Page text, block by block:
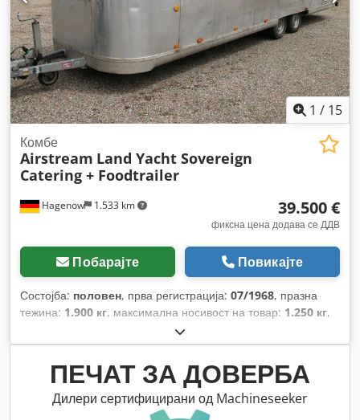
1 / 15
Hagenow 1.533 km
Комбе
Airstream Land Yacht Sovereign
Catering + Foodtrailer
39.500 €
фиксна цена додава се ДДВ
Побарајте Повикајте
Состојба: половен, прва регистрација: 07/1968, празна
тежина: 1.900 кг, максимална носивост на товар: 1.250 кг,
, боја:сребрен
механички, суспензија:друго, вкупна должина:10.000 мм,
ПЕЧАТ ЗА ДОВЕРБА
Дилери сертифицирани од Machineseeker